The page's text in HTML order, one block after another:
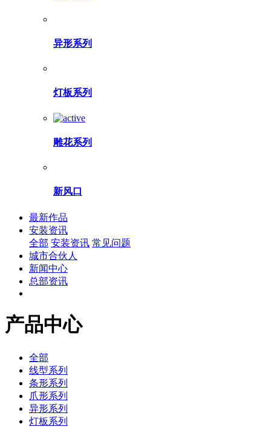
异形系列
灯板系列
雕花系列
新风口
最新作品
安装资讯
全部 安装资讯 常见问题
城市合伙人
新闻中心
总部资讯
产品中心
全部
线型系列
条形系列
爪形系列
异形系列
灯板系列